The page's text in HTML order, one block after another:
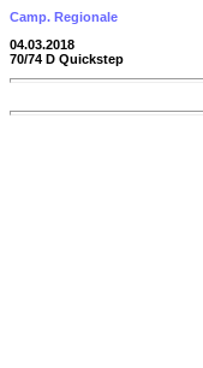
Camp. Regionale
04.03.2018
70/74 D Quickstep